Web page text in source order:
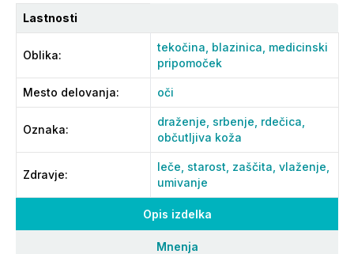
Opis izdelka
Mnenja
Lastnosti
Oblika:
tekočina, blazinica, medicinski
pripomoček
Mesto delovanja: oči
Oznaka:
draženje, srbenje, rdečica,
občutljiva koža
Zdravje:
leče, starost, zaščita, vlaženje,
umivanje